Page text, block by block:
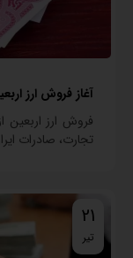
آغاز فروش ارز اربعین از ۷ مرداد
تجارت، صادرات
21
تیر